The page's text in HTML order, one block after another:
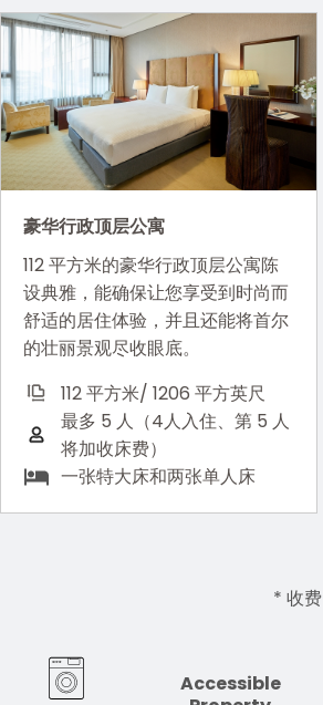
豪华行政顶层公寓
112 平方米的豪华行政顶层公寓陈
设典雅，能确保让您享受到时尚而
舒适的居住体验，并且还能将首尔
的壮丽景观尽收眼底。
112 平方米/ 1206 平方英尺
最多 5 人（4人入住、第 5 人
将加收床费）
一张特大床和两张单人床
* 收费
Accessible